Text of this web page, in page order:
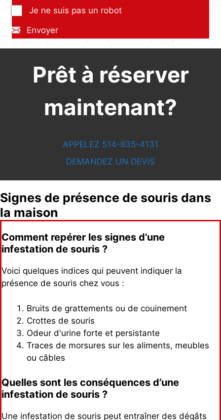
Je ne suis pas un robot
Envoyer
Prêt à réserver
maintenant?
APPELEZ 514-835-4131
DEMANDEZ UN DEVIS
Signes de présence de souris dans
la maison
Comment repérer les signes d’une
infestation de souris ?
Voici quelques indices qui peuvent indiquer la
présence de souris chez vous :
Bruits de grattements ou de couinement
Crottes de souris
Odeur d'urine forte et persistante
Traces de morsures sur les aliments, meubles
ou câbles
Quelles sont les conséquences d’une
infestation de souris ?
Une infestation de souris peut entraîner des dégâts